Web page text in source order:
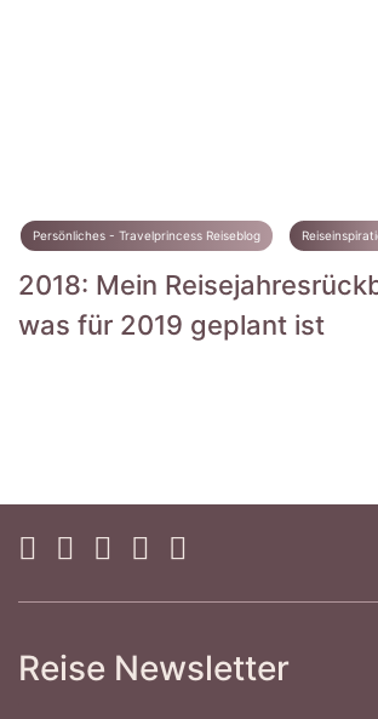
Persönliches - Travelprincess Reiseblog
2018: Mein
was für 2019 geplant ist
Reise Newsletter